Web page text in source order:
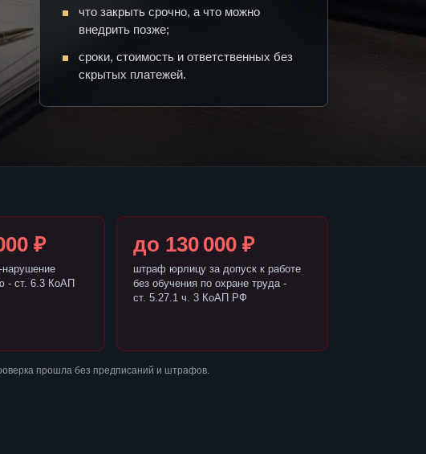
что закрыть срочно, а что можно
внедрить позже;
сроки, стоимость и ответственных без
скрытых платежей.
₽
- ст. 6.3 КоАП
до 130 000 ₽
штраф юрлицу за допуск к работе
без обучения по охране труда -
ст. 5.27.1 ч. 3 КоАП РФ
прошла без предписаний и штрафов.